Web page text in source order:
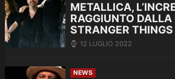
METALLICA,
RAGGIUNTO
STRANGER THINGS
12 LUGLIO 2022
NEWS